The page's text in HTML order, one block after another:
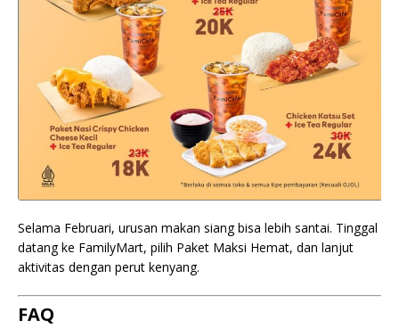
Selama Februari, urusan makan siang bisa lebih santai. Tinggal
datang ke FamilyMart, pilih Paket Maksi Hemat, dan lanjut
aktivitas dengan perut kenyang.
FAQ